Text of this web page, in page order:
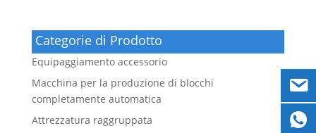
Categorie di Prodotto
Equipaggiamento accessorio
Macchina per la produzione di blocchi
completamente automatica
Attrezzatura raggruppata